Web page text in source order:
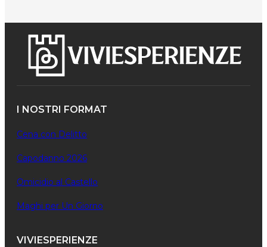
I NOSTRI FORMAT
Cena con Delitto
Capodanno 2026
Omicidio al Castello
Maghi per Un Giorno
VIVIESPERIENZE